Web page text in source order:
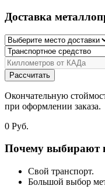
Доставка
Рассчитать
Окончательную
при оформлении заказа.
0 Руб.
Почему выбирают
Свой транспорт.
Большой выбор